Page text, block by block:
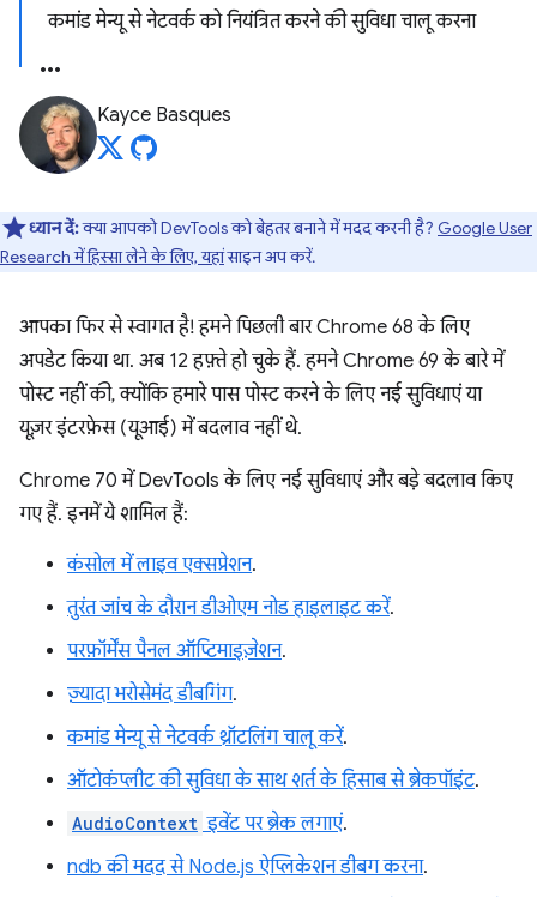
कमांड मेन्यू से नेटवर्क को नियंत्रित करने की सुविधा चालू करना
Kayce Basques
ध्यान दें:क्या आपको DevTools को बेहतर बनाने में मदद करनी है? Google User
Research में हिस्सा लेने के लिए, यहांसाइन अप करें.
आपका फिर से स्वागत है! हमने पिछली बार Chrome 68 के लिए
अपडेट किया था. अब 12 हफ़्ते हो चुके हैं. हमने Chrome 69 के बारे में
पोस्ट नहीं की, क्योंकि हमारे पास पोस्ट करने के लिए नई सुविधाएं या
यूज़र इंटरफ़ेस (यूआई) में बदलाव नहीं थे.
Chrome 70 में DevTools के लिए नई सुविधाएं और बड़े बदलाव किए
गए हैं. इनमें ये शामिल हैं:
कंसोल में लाइव एक्सप्रेशन.
तुरंत जांच के दौरान डीओएम नोड हाइलाइट करें.
परफ़ॉर्मेंस पैनल ऑप्टिमाइज़ेशन.
ज़्यादा भरोसेमंद डीबगिंग.
कमांड मेन्यू से नेटवर्क थ्रॉटलिंग चालू करें.
ऑटोकंप्लीट की सुविधा के साथ शर्त के हिसाब से ब्रेकपॉइंट.
AudioContext इवेंट पर ब्रेक लगाएं.
ndb की मदद से Node.js ऐप्लिकेशन डीबग करना.